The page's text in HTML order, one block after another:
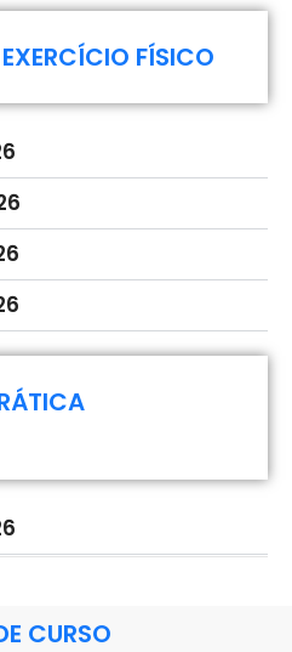
FÍSICO
CURSO